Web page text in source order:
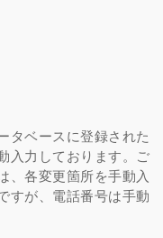
タベースに登録された
入力しております。ご
、各変更箇所を手動入
すが、電話番号は手動